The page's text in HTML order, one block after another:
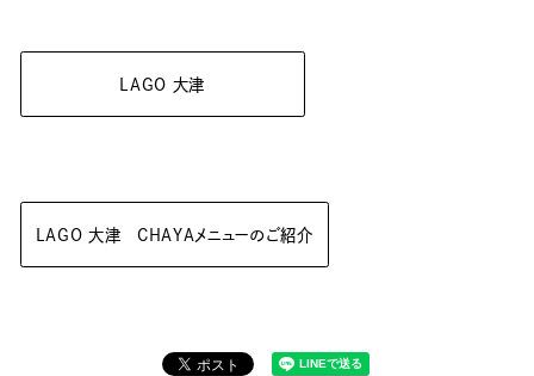
LAGO 大津
LAGO 大津 CHAYAメニューのご紹介